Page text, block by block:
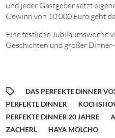
und jeder Gastgeber setzt
Gewinn von 10.000 Euro geht
Eine festliche Jubiläumswoche
Geschichten und großer
DAS PERFEKTE DINNER
PERFEKTE DINNER
PERFEKTE DINNER 20 JAHRE
ZACHERL
HAYA MOLCHO